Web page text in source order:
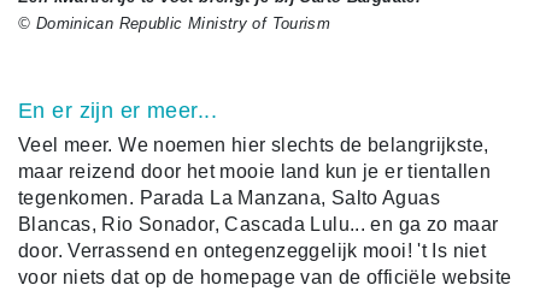
© Dominican Republic Ministry of Tourism
En er zijn er meer...
Veel meer. We noemen hier slechts de belangrijkste,
maar reizend door het mooie land kun je er tientallen
tegenkomen. Parada La Manzana, Salto Aguas
Blancas, Rio Sonador, Cascada Lulu... en ga zo maar
door. Verrassend en ontegenzeggelijk mooi! 't Is niet
voor niets dat op de homepage van de officiële website